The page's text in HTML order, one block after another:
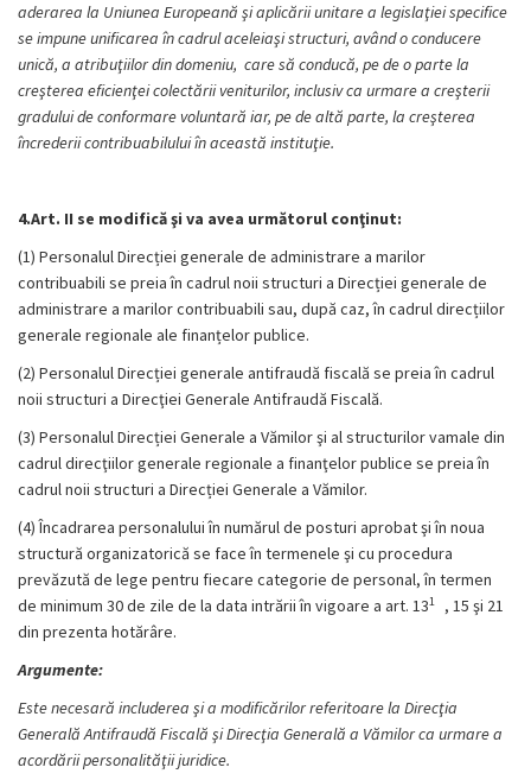
aderarea la Uniunea Europeană şi aplicării unitare a legislaţiei specifice
se impune unificarea în cadrul aceleiaşi structuri, având o conducere
unică, a atribuţiilor din domeniu, care să conducă, pe de o parte la
creşterea eficienţei colectării veniturilor, inclusiv ca urmare a creşterii
gradului de conformare voluntară iar, pe de altă parte, la creşterea
încrederii contribuabilului în această instituţie.
4.Art. II se modifică şi va avea următorul conţinut:
(1) Personalul Direcției generale de administrare a marilor
contribuabili se preia în cadrul noii structuri a Direcției generale de
administrare a marilor contribuabili sau, după caz, în cadrul direcțiilor
generale regionale ale finanțelor publice.
(2) Personalul Direcției generale antifraudă fiscală se preia în cadrul
noii structuri a Direcţiei Generale Antifraudă Fiscală.
(3) Personalul Direcției Generale a Vămilor şi al structurilor vamale din
cadrul direcţiilor generale regionale a finanţelor publice se preia în
cadrul noii structuri a Direcției Generale a Vămilor.
(4) Încadrarea personalului în numărul de posturi aprobat şi în noua
structură organizatorică se face în termenele şi cu procedura
prevăzută de lege pentru fiecare categorie de personal, în termen
de minimum 30 de zile de la data intrării în vigoare a art. 131
, 15 şi 21
din prezenta hotărâre.
Argumente:
Este necesară includerea şi a modificărilor referitoare la Direcţia
Generală Antifraudă Fiscală şi Direcţia Generală a Vămilor ca urmare a
acordării personalităţii juridice.